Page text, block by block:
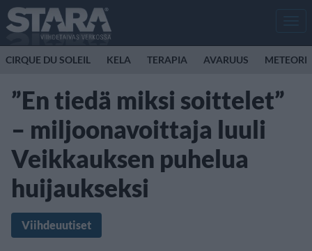
CIRQUE DU SOLEIL KELA TERAPIA AVARUUS METEORI
”En tiedä miksi soittelet”
– miljoonavoittaja luuli
Veikkauksen puhelua
huijaukseksi
Viihdeuutiset